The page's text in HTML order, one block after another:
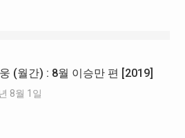
(월간) : 8월 이승만 편 [2019]
8월 1일